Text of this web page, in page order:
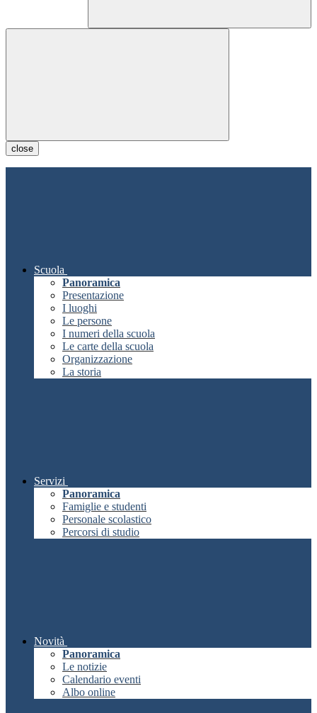
close
Scuola
Panoramica
Presentazione
I luoghi
Le persone
I numeri della scuola
Le carte della scuola
Organizzazione
La storia
Servizi
Panoramica
Famiglie e studenti
Personale scolastico
Percorsi di studio
Novità
Panoramica
Le notizie
Calendario eventi
Albo online